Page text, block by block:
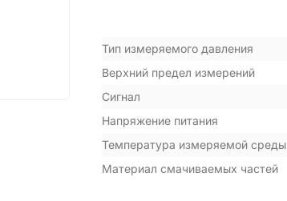
Тип измеряемого давления
Верхний предел измерений
Сигнал
Напряжение питания
Температура измеряемой среды
Материал смачиваемых частей